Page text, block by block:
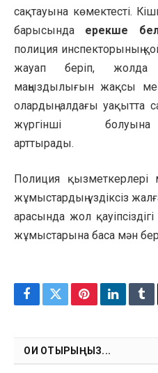
сақтауына көмектесті.
барысында ерекше
полиция инспекторының
жауап беріп, жолда
маңыздылығын жақсы
олардың алдағы уақытта
жүргінші
арттырады.
Полиция қызметкерлері
жұмыстардың үздіксіз
арасында жол
жұмыстарына баса мән
Facebook
TwitterPinterestLinkedIn
ОҚИ ОТЫРЫҢЫЗ...